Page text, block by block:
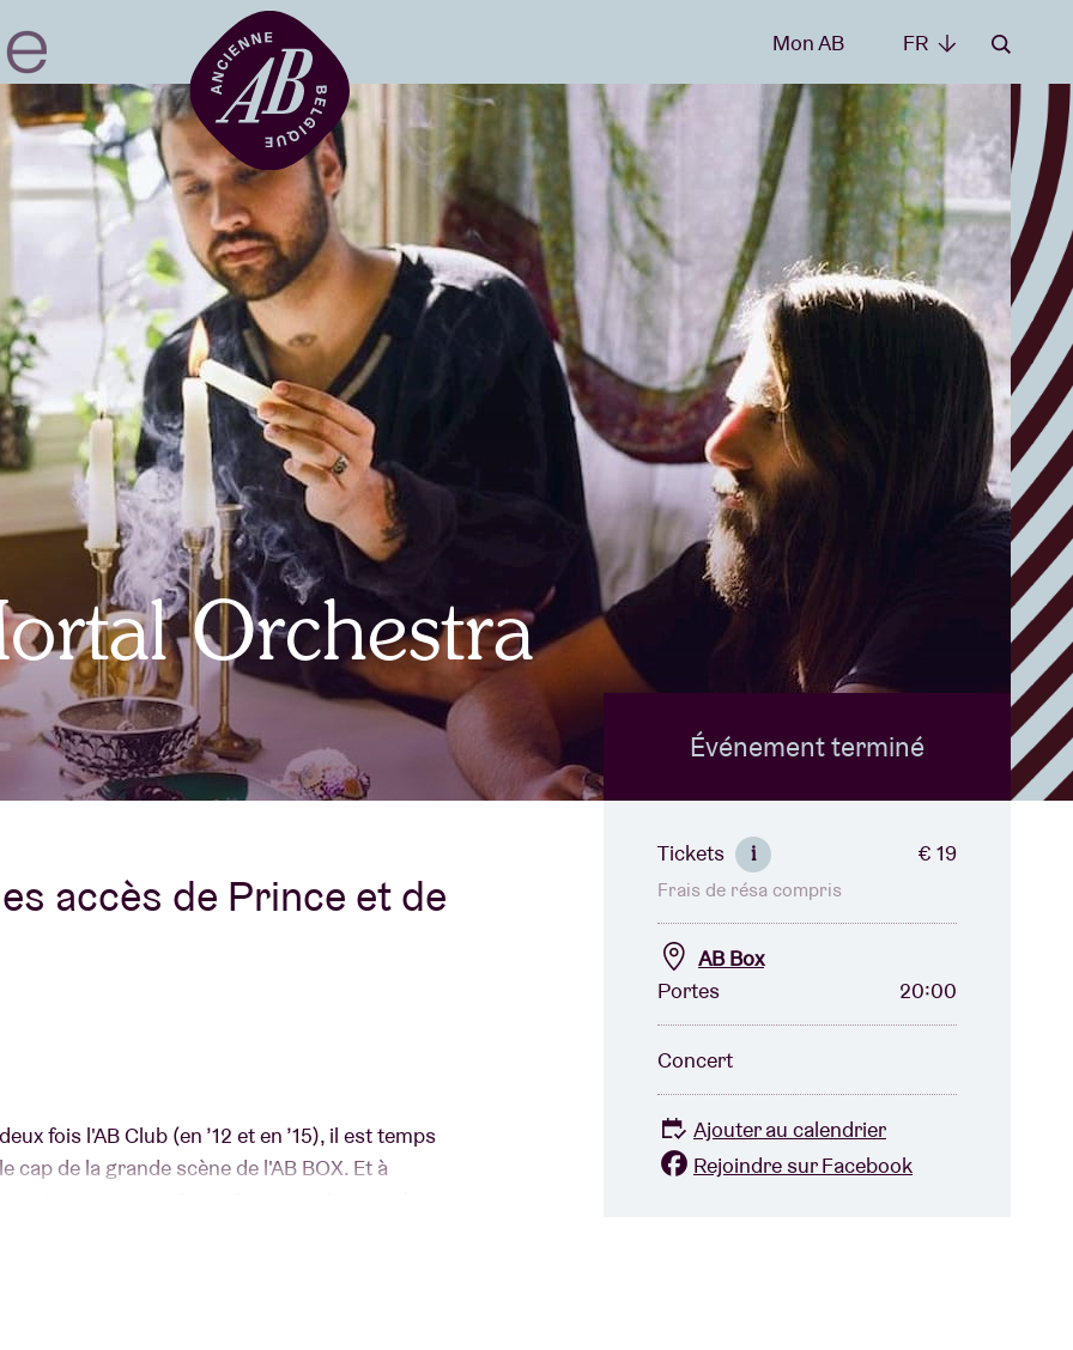
FR
Location de salles
BRDCST
ABtv
Chèque-concert
À propos de l'AB
Contact
Mon AB FR
Orchestra
accès de Prince et de
fois l'AB Club (en ’12 et en ’15), il est temps
cap de la grande scène de l'AB BOX. Et à
plus funky sur son troisième opus
: «
Événement terminé
Tickets i € 19
Frais de résa compris
AB Box
Portes
20:00
Concert
Ajouter au calendrier
Rejoindre sur Facebook